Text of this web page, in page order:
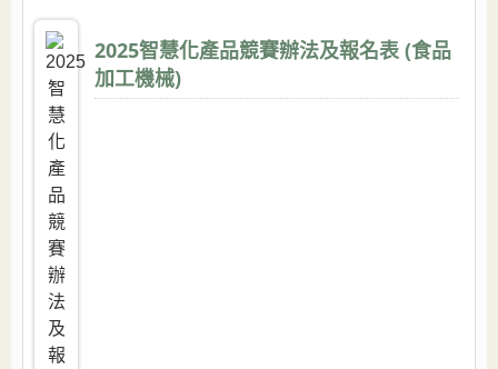
2025智慧化產品競賽辦法及報名表 (食品
加工機械)